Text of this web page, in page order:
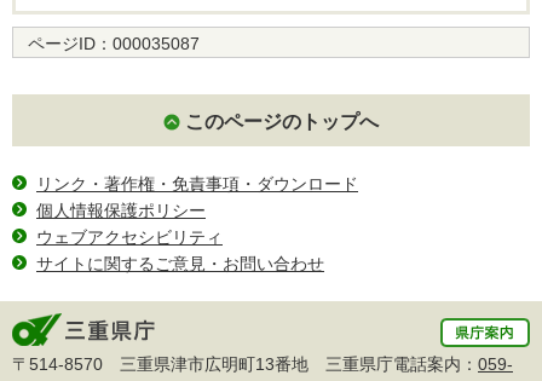
ページID： 000035087
このページのトップへ
リンク・著作権・免責事項・ダウンロード
個人情報保護ポリシー
ウェブアクセシビリティ
サイトに関するご意見・お問い合わせ
〒514-8570 三重県津市広明町13番地 三重県庁電話案内： 059-